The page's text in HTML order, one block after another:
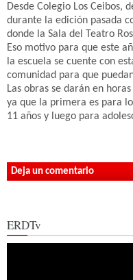
Desde Colegio Los Ceibos,
durante la edición pasada
donde la Sala del Teatro
Eso motivo para que este
la escuela se cuente con
comunidad para que
Las obras se darán en
ya que la primera es para
11 años y luego para
Deja un comentario
ERDTv